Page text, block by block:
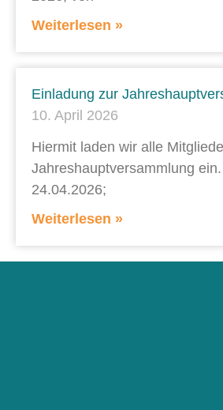
Weiterlesen »
Einladung zur
10. April 2026
Hiermit laden wir alle
Jahreshauptversammlung
24.04.2026;
Weiterlesen »